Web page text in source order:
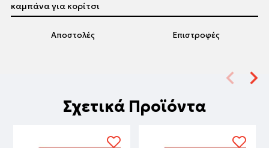
Αποστολές Επιστροφές
καμπάνα για κορίτσι
Σχετικά Προϊόντα